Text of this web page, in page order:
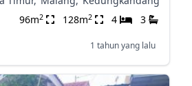
96m2 128m2 4 3
1 tahun yang lalu